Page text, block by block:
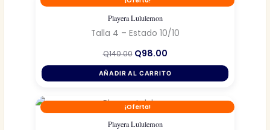
Playera Lululemon
Talla 4 – Estado 10/10
Q140.00 El
original
era:
Q98.00El
actual
es:
AÑADIR AL CARRITO
¡Oferta!
Playera Lululemon